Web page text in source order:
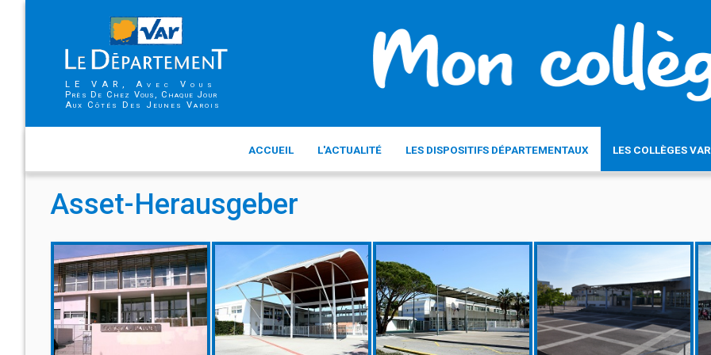
LE VAR, Avec Vous
Près De Chez Vous, Chaque Jour
Aux Côtés Des Jeunes Varois
ACCUEIL L'ACTUALITÉ LES DISPOSITIFS DÉPARTEMENTAUX LES COLLÈGES
Asset-Herausgeber